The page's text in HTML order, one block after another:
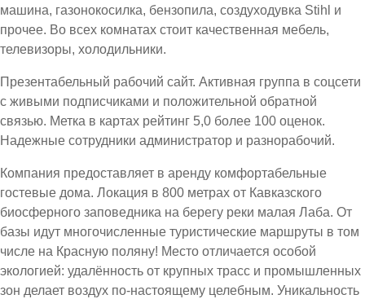
машина, газонокосилка, бензопила, создуходувка Stihl и
прочее. Во всех комнатах стоит качественная мебель,
телевизоры, холодильники.
Презентабельный рабочий сайт. Активная группа в соцсети
с живыми подписчиками и положительной обратной
связью. Метка в картах рейтинг 5,0 более 100 оценок.
Надежные сотрудники администратор и разнорабочий.
Компания предоставляет в аренду комфортабельные
гостевые дома. Локация в 800 метрах от Кавказского
биосферного заповедника на берегу реки малая Лаба. От
базы идут многочисленные туристические маршруты в том
числе на Красную поляну! Место отличается особой
экологией: удалённость от крупных трасс и промышленных
зон делает воздух по-настоящему целебным. Уникальность